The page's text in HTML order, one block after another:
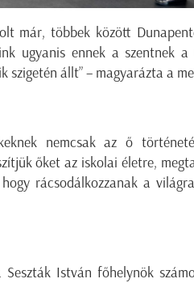
már, többek között
ugyanis ennek a szentnek
szigetén állt” – magyarázta a
nemcsak az ő
őket az iskolai életre,
rácsodálkozzanak a
István főhelynök